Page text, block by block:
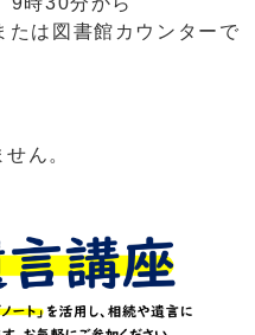
は図書館カウンターで
ん。